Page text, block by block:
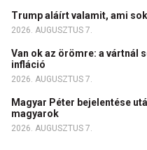
Trump aláírt valamit, ami
2026. AUGUSZTUS 7.
Van ok az örömre: a vártnál
infláció
2026. AUGUSZTUS 7.
Magyar Péter bejelentése
magyarok
2026. AUGUSZTUS 7.